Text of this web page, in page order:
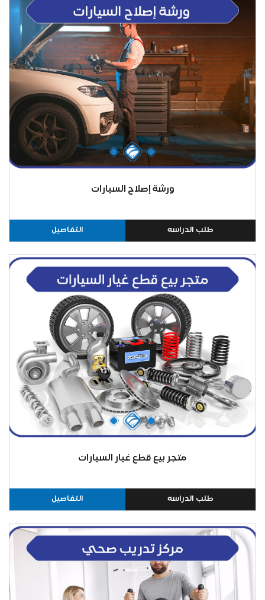
ورشة إصلاح السيارات
طلب الدراسه التفاصيل
متجر بيع قطع غيار السيارات
طلب الدراسه التفاصيل